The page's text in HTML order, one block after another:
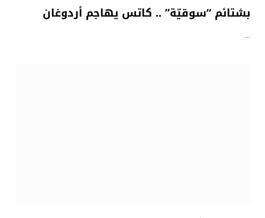
بشتائم “سوقيّة” .. كاتس يهاجم أردوغان
…